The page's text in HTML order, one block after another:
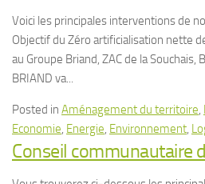
Voici les principales interventions de
Objectif du Zéro artificialisation nette
au Groupe Briand, ZAC de la Souchais,
BRIAND va...
Posted in Aménagement du territoire,
Economie, Energie, Environnement,
Conseil communautaire